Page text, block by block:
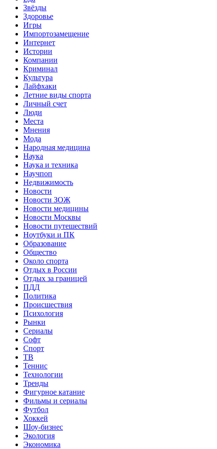
Звёзды
Здоровье
Игры
Импортозамещение
Интернет
Истории
Компании
Криминал
Культура
Лайфхаки
Летние виды спорта
Личный счет
Люди
Места
Мнения
Мода
Народная медицина
Наука
Наука и техника
Научпоп
Недвижимость
Новости
Новости ЗОЖ
Новости медицины
Новости Москвы
Новости путешествий
Ноутбуки и ПК
Образование
Общество
Около спорта
Отдых в России
Отдых за границей
ПДД
Политика
Происшествия
Психология
Рынки
Сериалы
Софт
Спорт
ТВ
Теннис
Технологии
Тренды
Фигурное катание
Фильмы и сериалы
Футбол
Хоккей
Шоу-бизнес
Экология
Экономика